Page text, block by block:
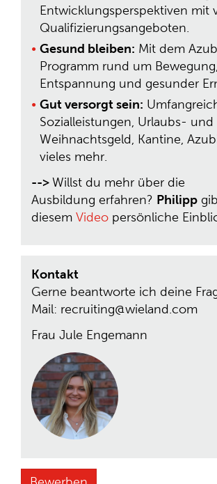
Entwicklungsperspektiven mit
Qualifizierungsangeboten.
Gesund bleiben: Mit dem
Programm rund um Bewegung,
Entspannung und gesunder
Gut versorgt sein:
Sozialleistungen, Urlaubs- und
Weihnachtsgeld, Kantine,
vieles mehr.
--> Willst du mehr über die
Ausbildung erfahren? Philipp
diesem Video persönliche
Kontakt
Gerne beantworte ich deine
Mail: recruiting@wieland.com
Frau Jule Engemann